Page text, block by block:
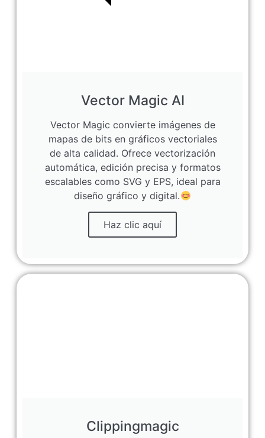
Vector Magic AI
Vector Magic convierte imágenes de
mapas de bits en gráficos vectoriales
de alta calidad. Ofrece vectorización
automática, edición precisa y formatos
escalables como SVG y EPS, ideal para
diseño gráfico y digital.
Haz clic aquí
Clippingmagic